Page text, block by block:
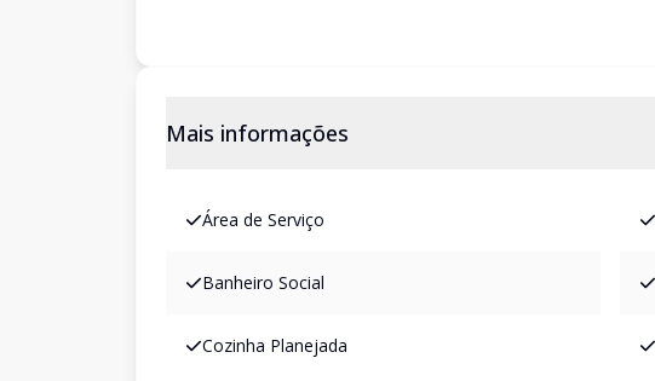
Mais informações
Área de Serviço
Banheiro Social
Cozinha Planejada